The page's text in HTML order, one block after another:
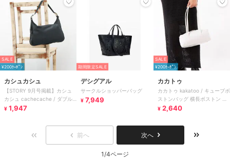
SALE
¥200ｸｰﾎﾟﾝ
カシュカシュ
【STORY 9月号掲載】カシュ
カシュ cachecache / ダブル
バックルベルトショルダー
¥ 1,947
期間限定SALE
デシグアル
サークルショッパーバッグ
¥ 7,949
SALE
¥200ｸｰﾎﾟﾝ
カカトゥ
カカトゥ kakatoo / キューブボ
ストンバッグ 横長ボストン オ
ケージョン
¥ 2,640
前へ 次へ
1/4ページ